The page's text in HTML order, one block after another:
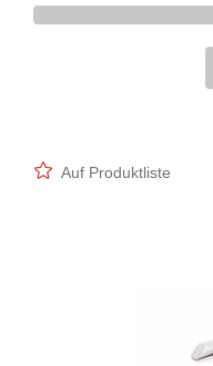
Auf Produktliste